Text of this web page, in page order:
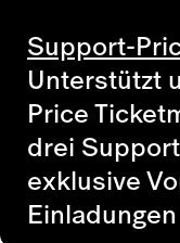
Support-
Unterstützt
Price
drei
exklusive